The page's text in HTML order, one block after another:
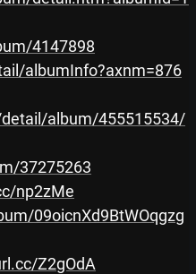
4147898
albumInfo?axnm=876
album/455515534/
37275263
np2zMe
09oicnXd9BtWOqgzg
Z2gOdA